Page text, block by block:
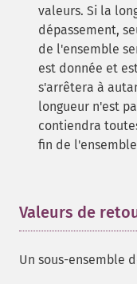
valeurs. Si la
dépassement,
de l'ensemble
est donnée et
s'arrêtera à
longueur n'est
contiendra
fin de
Valeurs de
Un sous-ensemble